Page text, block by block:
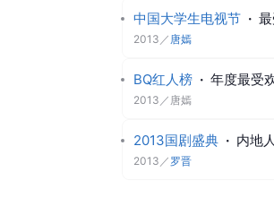
中国大学生电视节 ·
2013 ／ 唐嫣
BQ红人榜 · 年度最受
2013 ／ 唐嫣
2013国剧盛典 · 内地
2013 ／ 罗晋